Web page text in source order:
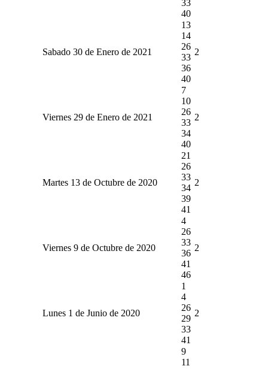
33
40
Sabado 30 de Enero de 2021
13
14
26
33
36
40
2
Viernes 29 de Enero de 2021
7
10
26
33
34
40
2
Martes 13 de Octubre de 2020
21
26
33
34
39
41
2
Viernes 9 de Octubre de 2020
4
26
33
36
41
46
2
Lunes 1 de Junio de 2020
1
4
26
29
33
41
2
9
11